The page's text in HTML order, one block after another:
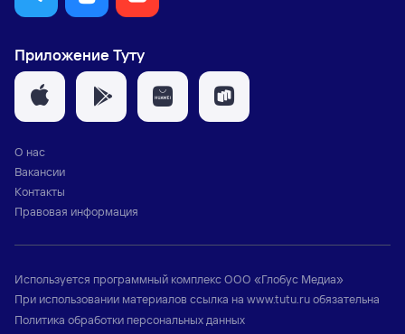
Приложение Туту
О нас
Вакансии
Контакты
Правовая информация
Используется программный комплексООО «Глобус Медиа»
При использовании материалов ссылка на www.tutu.ruобязательна
Политика обработки персональных данных